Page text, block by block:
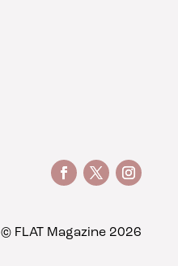
© FLAT Magazine 2026